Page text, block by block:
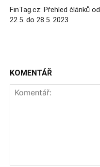
FinTag.cz: Přehled článků od
22.5. do 28.5. 2023
KOMENTÁŘ